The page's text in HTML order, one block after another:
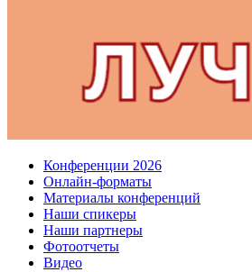
Конференции 2026
Онлайн-форматы
Материалы конференций
Наши спикеры
Наши партнеры
Фотоотчеты
Видео